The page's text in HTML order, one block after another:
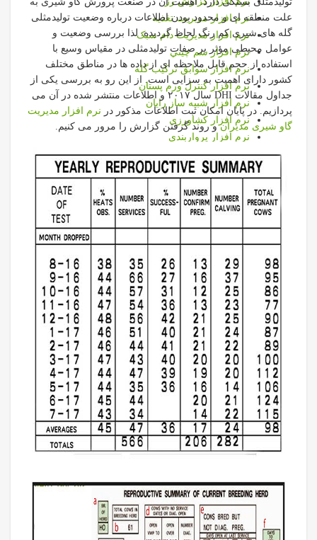
نرم افزار مديريت تغذيه
نرم افزار مدیریت دام سبک
نرم افزار سم چيني
نرم افزار سوابق تركيب گله
نرم افزار كنترل ورم پستان
نرم افزار شبیه ساز رایان
نرم افزار کشاورزی
نرم افزار پرواربندی
نرم افزار قيمت تمام شده دام سنگین
نرم افزار قيمت تمام شده دام سنگین
برخي خروجي هاي قيمت تمام شده
خدمات
فيلم آموزشي نرم افزار دامپروری
فیلم آموزشی نرم افزار قیمت تمام شده
فیلم آموزشی نرم افزار دام سبک
فیلم آموزشی نرم افزار تغذیه
فیلم آموزشی نرم افزار پرواربندي
فیلم آموزشی نرم افزار كشاورزي
فیلم آموزشی نرم افزار گزاشگیر
فیلم آموزشی نرم افزار سم چيني
فیلم آموزشی نرم افزار ورم پستان
فیلم آموزشی نرم افزار تركيب گله
فیلم آموزشی نرم افزار رایان
خدمات مديران
همکاری در فارم لید
مقالات کشاورزی، دامپروری وطیور
کاتالوگ نرم افزارها
گالری تصاویر
علت منطقه ای و محدود بودن اطلاعات درباره وضعیت تولیدمثلی
گله های شیری کم رنگ لحاظ گردیده. لذا بررسی وضعیت و
عوامل محیطی مؤثر بر صفات تولیدمثلی در مقیاس وسیع با
استفاده از حجم قابل ملاحظه ای از داده ها در مناطق مختلف
کشور دارای اهمیت به سزایی است. از این رو به بررسی یکی از
جداول مقالات DHI سال ۲۰۱۷ و اطلاعات منتشر شده در آن می
پردازیم. در پایان امکان ثبت اطلاعات مذکور در نرم افزار مدیریت
گاو شیری مدیرانو روند گرفتن گزارش را مرور می کنیم.